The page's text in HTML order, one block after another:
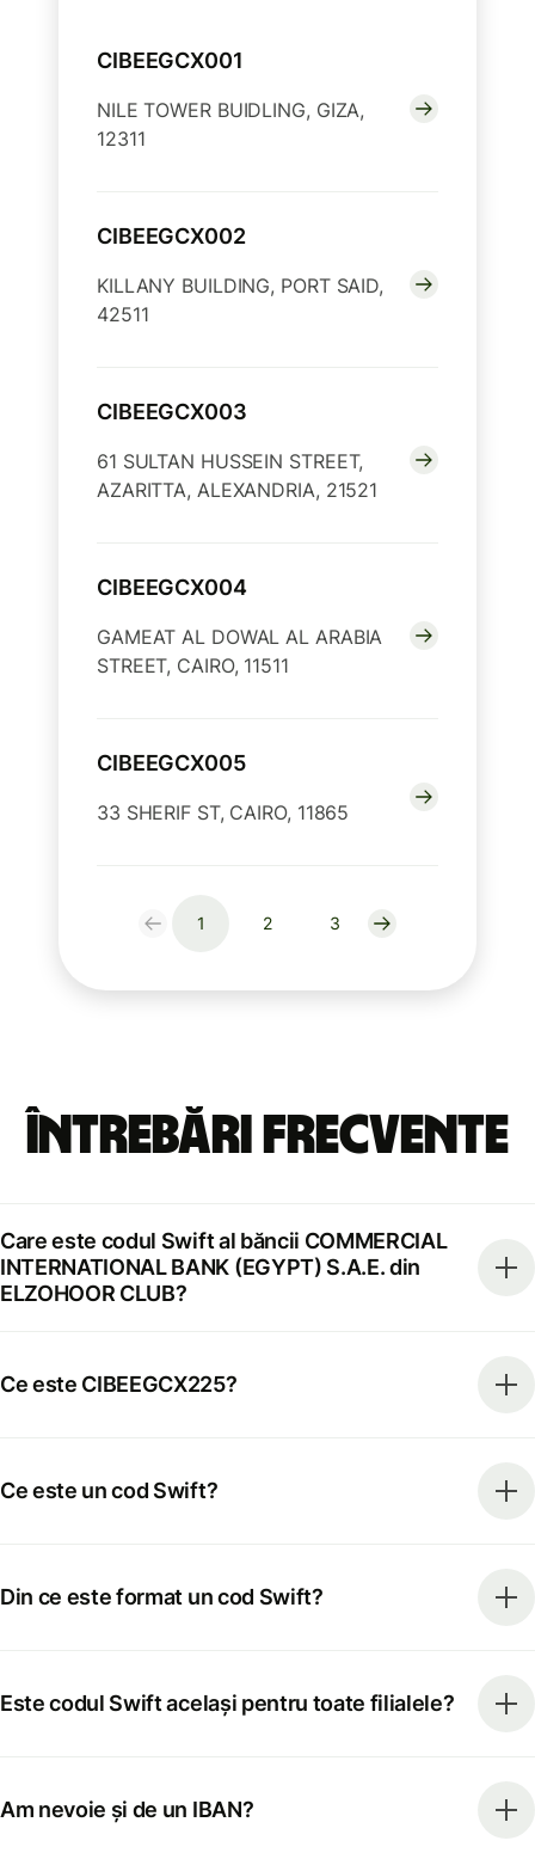
CIBEEGCX001
NILE TOWER BUIDLING, GIZA,
12311
CIBEEGCX002
KILLANY BUILDING, PORT SAID,
42511
CIBEEGCX003
61 SULTAN HUSSEIN STREET,
AZARITTA, ALEXANDRIA, 21521
CIBEEGCX004
GAMEAT AL DOWAL AL ARABIA
STREET, CAIRO, 11511
CIBEEGCX005
33 SHERIF ST, CAIRO, 11865
1 2 3
Întrebări frecvente
Care este codul Swift al băncii COMMERCIAL
INTERNATIONAL BANK (EGYPT) S.A.E. din
ELZOHOOR CLUB?
Ce este CIBEEGCX225?
Ce este un cod Swift?
Din ce este format un cod Swift?
Este codul Swift același pentru toate filialele?
Am nevoie și de un IBAN?